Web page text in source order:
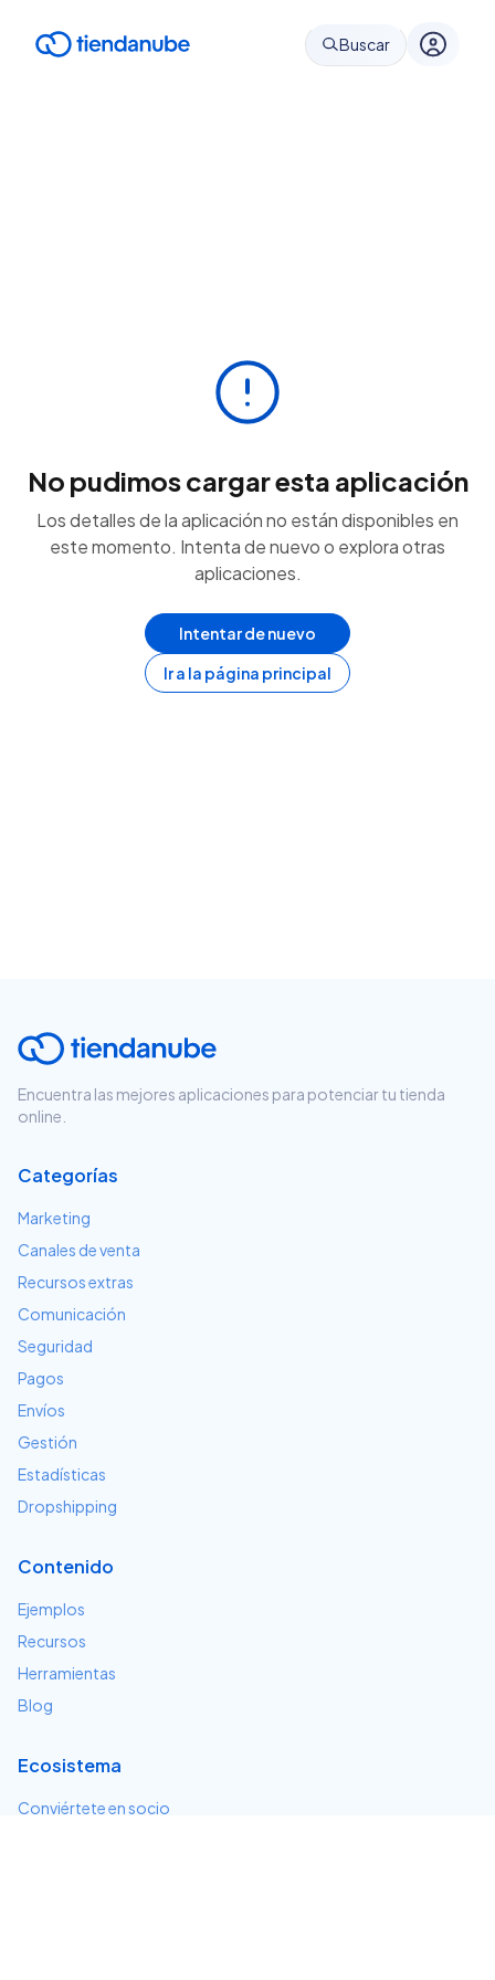
Buscar
No pudimos cargar esta aplicación
Los detalles de la aplicación no están disponibles en
este momento. Intenta de nuevo o explora otras
aplicaciones.
Intentar de nuevo
Ir a la página principal
Encuentra las mejores aplicaciones para potenciar tu tienda
online.
Categorías
Marketing
Canales de venta
Recursos extras
Comunicación
Seguridad
Pagos
Envíos
Gestión
Estadísticas
Dropshipping
Contenido
Ejemplos
Recursos
Herramientas
Blog
Ecosistema
Conviértete en socio